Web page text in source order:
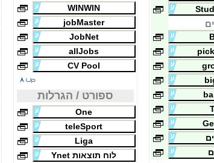
WINWIN
jobMaster
JobNet
allJobs
CV Pool
ספורט / הגרלות
One
teleSport
Liga
לוח תוצאות Ynet